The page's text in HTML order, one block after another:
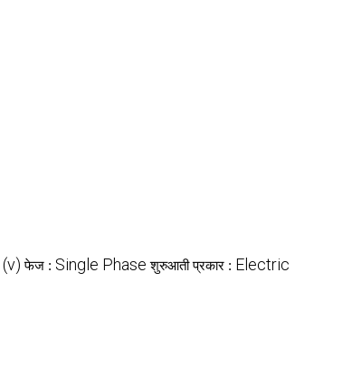
(v) फेज : Single Phase शुरुआती प्रकार : Electric